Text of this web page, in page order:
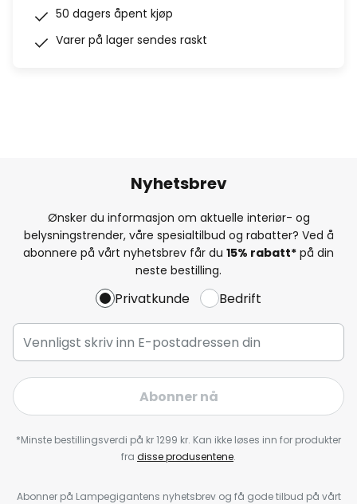
50 dagers åpent kjøp
Varer på lager sendes raskt
Nyhetsbrev
Ønsker du informasjon om aktuelle interiør- og
belysningstrender, våre spesialtilbud og rabatter? Ved å
abonnere på vårt nyhetsbrev får du 15% rabatt* på din
neste bestilling.
Privatkunde Bedrift
Abonner nå
*Minste bestillingsverdi på kr 1299 kr. Kan ikke løses inn for produkter
fra disse produsentene.
Abonner på Lampegigantens nyhetsbrev og få gode tilbud på vårt